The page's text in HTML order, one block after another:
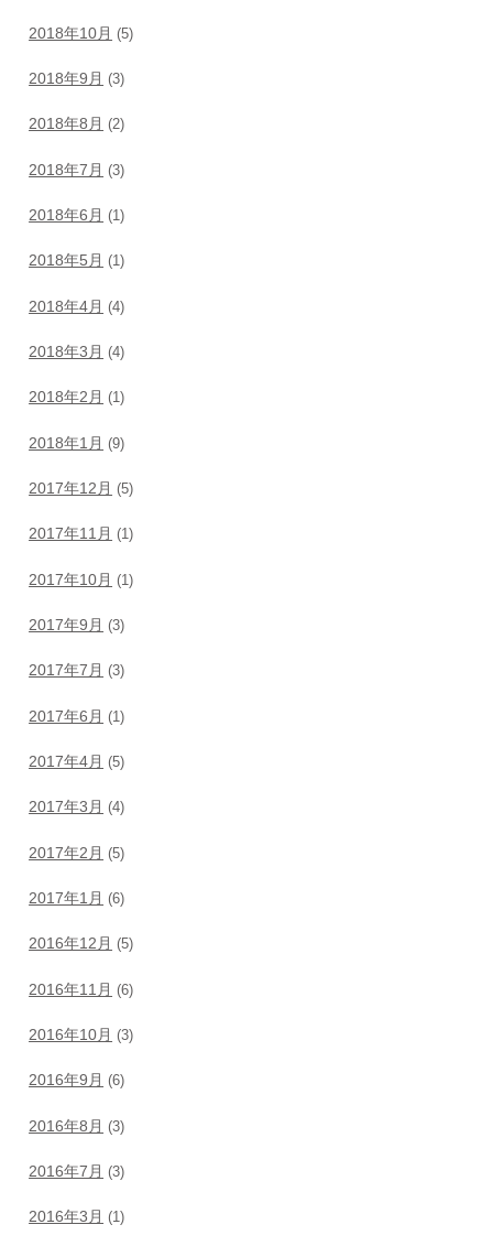
2018年10月 (5)
2018年9月 (3)
2018年8月 (2)
2018年7月 (3)
2018年6月 (1)
2018年5月 (1)
2018年4月 (4)
2018年3月 (4)
2018年2月 (1)
2018年1月 (9)
2017年12月 (5)
2017年11月 (1)
2017年10月 (1)
2017年9月 (3)
2017年7月 (3)
2017年6月 (1)
2017年4月 (5)
2017年3月 (4)
2017年2月 (5)
2017年1月 (6)
2016年12月 (5)
2016年11月 (6)
2016年10月 (3)
2016年9月 (6)
2016年8月 (3)
2016年7月 (3)
2016年3月 (1)